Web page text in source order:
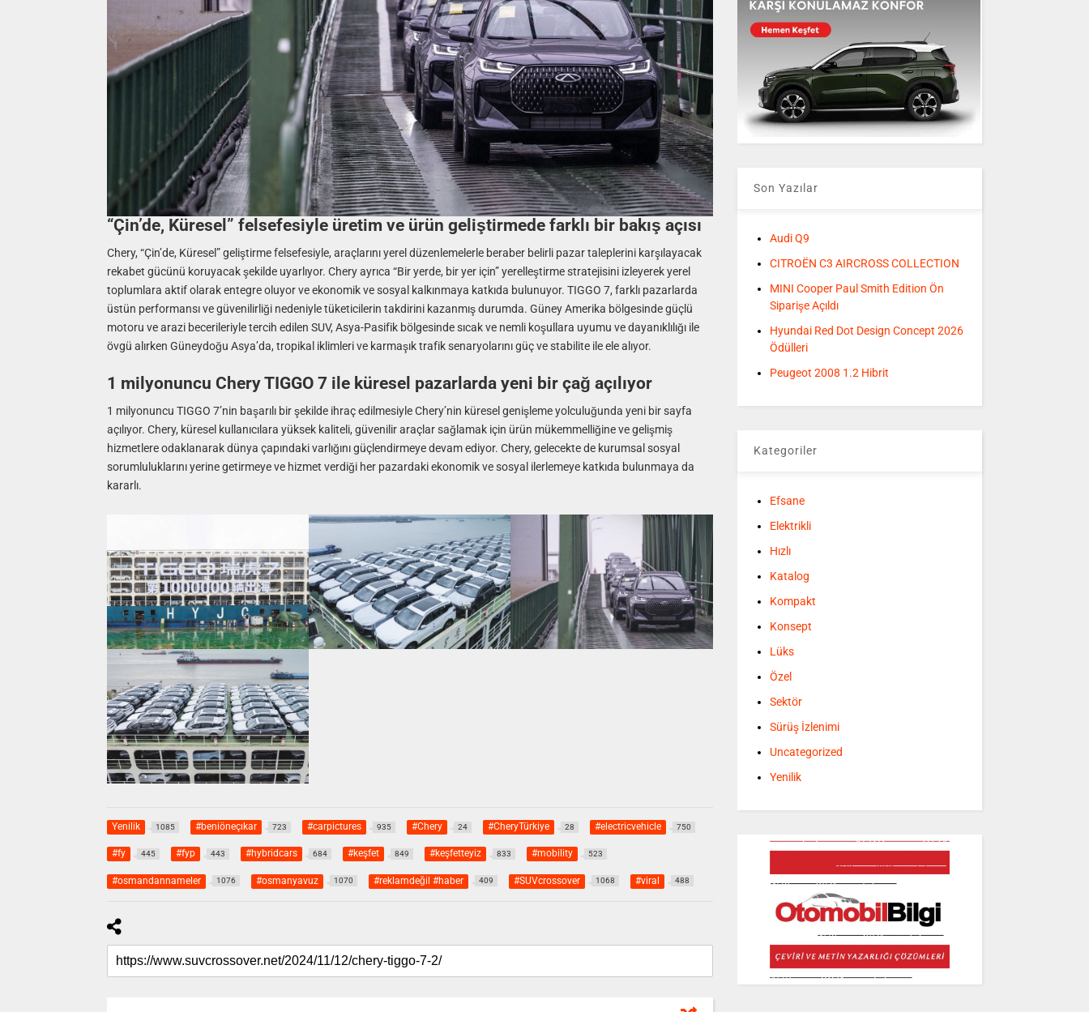
“Çin’de, Küresel” felsefesiyle üretim ve ürün geliştirmede farklı bir bakış açısı
Chery, “Çin’de, Küresel” geliştirme felsefesiyle, araçlarını yerel düzenlemelerle beraber belirli pazar taleplerini karşılayacak
rekabet gücünü koruyacak şekilde uyarlıyor. Chery ayrıca “Bir yerde, bir yer için” yerelleştirme stratejisini izleyerek yerel
toplumlara aktif olarak entegre oluyor ve ekonomik ve sosyal kalkınmaya katkıda bulunuyor. TIGGO 7, farklı pazarlarda
üstün performansı ve güvenilirliği nedeniyle tüketicilerin takdirini kazanmış durumda. Güney Amerika bölgesinde güçlü
motoru ve arazi becerileriyle tercih edilen SUV, Asya-Pasifik bölgesinde sıcak ve nemli koşullara uyumu ve dayanıklılığı ile
övgü alırken Güneydoğu Asya’da, tropikal iklimleri ve karmaşık trafik senaryolarını güç ve stabilite ile ele alıyor.
1 milyonuncu Chery TIGGO 7 ile küresel pazarlarda yeni bir çağ açılıyor
1 milyonuncu TIGGO 7’nin başarılı bir şekilde ihraç edilmesiyle Chery’nin küresel genişleme yolculuğunda yeni bir sayfa
açılıyor. Chery, küresel kullanıcılara yüksek kaliteli, güvenilir araçlar sağlamak için ürün mükemmelliğine ve gelişmiş
hizmetlere odaklanarak dünya çapındaki varlığını güçlendirmeye devam ediyor. Chery, gelecekte de kurumsal sosyal
sorumluluklarını yerine getirmeye ve hizmet verdiği her pazardaki ekonomik ve sosyal ilerlemeye katkıda bulunmaya da
kararlı.
Yenilik 1085 #beniöneçıkar 723 #carpictures 935 #Chery 24 #CheryTürkiye 28 #electricvehicle 750
#fy 445 #fyp 443 #hybridcars 684 #keşfet 849 #keşfetteyiz 833 #mobility 523
#osmandannameler 1076 #osmanyavuz 1070 #reklamdeğil #haber 409 #SUVcrossover 1068 #viral 488
Son Yazılar
Audi Q9
CITROËN C3 AIRCROSS COLLECTION
MINI Cooper Paul Smith Edition Ön
Siparişe Açıldı
Hyundai Red Dot Design Concept 2026
Ödülleri
Peugeot 2008 1.2 Hibrit
Kategoriler
Efsane
Elektrikli
Hızlı
Katalog
Kompakt
Konsept
Lüks
Özel
Sektör
Sürüş İzlenimi
Uncategorized
Yenilik